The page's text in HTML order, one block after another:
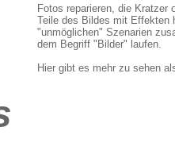
Fotos reparieren, die Kratzer
Teile des Bildes mit Effekten
"unmöglichen" Szenarien
dem Begriff "Bilder" laufen.
Hier gibt es mehr zu sehen